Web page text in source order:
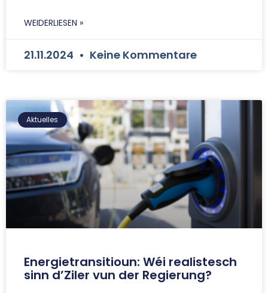
WEIDERLIESEN »
21.11.2024 Keine Kommentare
Aktuelles
Energietransitioun: Wéi realistesch
sinn d’Ziler vun der Regierung?